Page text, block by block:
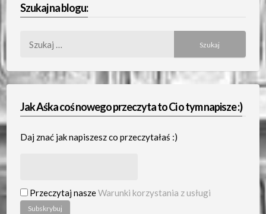
Szukaj na blogu:
Jak Aśka coś nowego przeczyta to Ci o tym napisze :)
Daj znać jak napiszesz co przeczytałaś :)
Przeczytaj naszeWarunki korzystania z usługi